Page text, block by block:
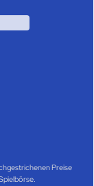
Preise